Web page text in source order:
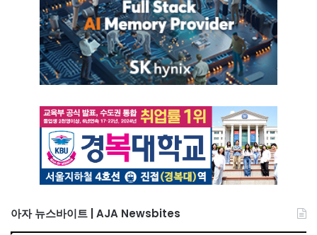
아자 뉴스바이트 | AJA Newsbites